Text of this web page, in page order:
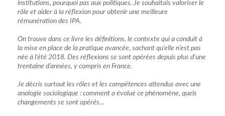
institutions, pourquoi pas aux politiques. Je souhaitais valoriser le
rôle et aider à la réflexion pour obtenir une meilleure
rémunération des IPA.
On trouve dans ce livre les définitions, le contexte qui a conduit à
la mise en place de la pratique avancée, sachant qu’elle n’est pas
née à l’été 2018. Des réflexions se sont opérées depuis plus d’une
trentaine d’années, y compris en France.
Je décris surtout les rôles et les compétences attendus avec une
analogie sociologique : comment a évolué ce phénomène, quels
changements se sont opérés…